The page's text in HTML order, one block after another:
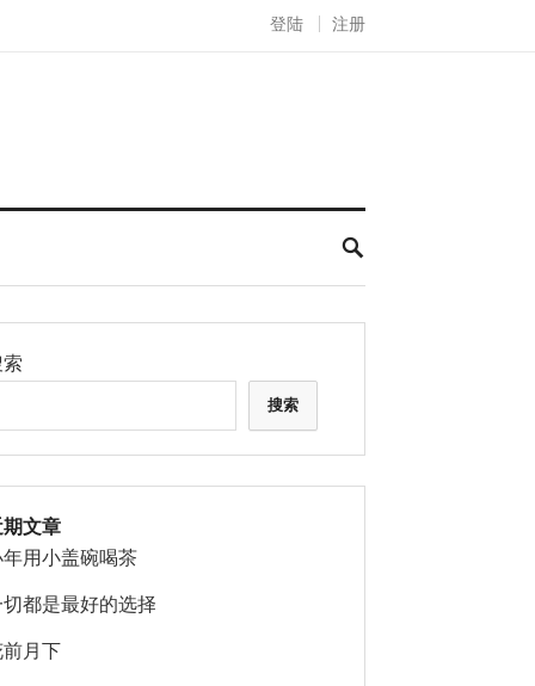
登陆 注册
搜索
期文章
年用小盖碗喝茶
切都是最好的选择
前月下